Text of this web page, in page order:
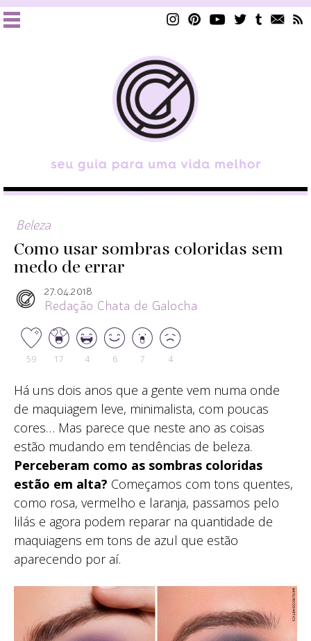
Beleza
Como usar sombras coloridas sem
medo de errar
27.04.2018
Redação Chata de Galocha
59 17 4 6 7 4
Há uns dois anos que a gente vem numa onde
de maquiagem leve, minimalista, com poucas
cores… Mas parece que neste ano as coisas
estão mudando em tendências de beleza.
Perceberam como as sombras coloridas
estão em alta? Começamos com tons quentes,
como rosa, vermelho e laranja, passamos pelo
lilás e agora podem reparar na quantidade de
maquiagens em tons de azul que estão
aparecendo por aí.